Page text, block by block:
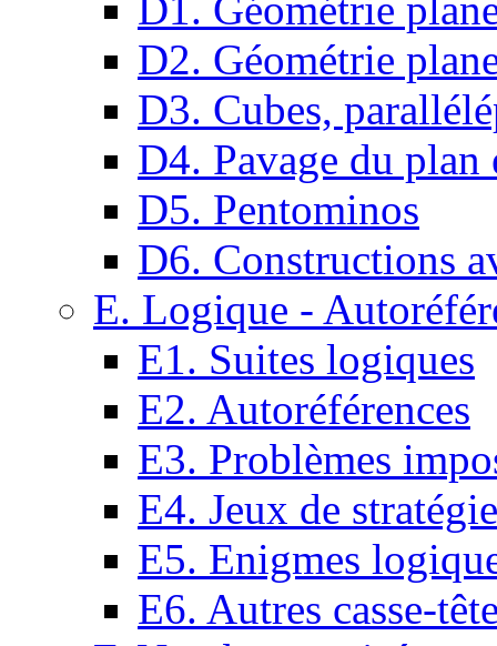
D1. Géométrie
D2. Géométrie
D3. Cubes,
D4. Pavage du plan
D5. Pentominos
D6. Constructions
E. Logique -
E1. Suites logiques
E2. Autoréférences
E3. Problèmes
E4. Jeux de stratégie
E5. Enigmes
E6. Autres casse-